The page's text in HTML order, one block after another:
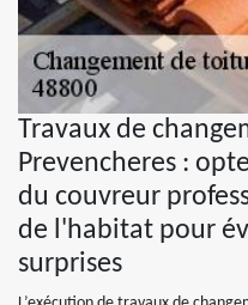
Travaux de
Prevencheres :
du couvreur
de l'habitat pour
surprises